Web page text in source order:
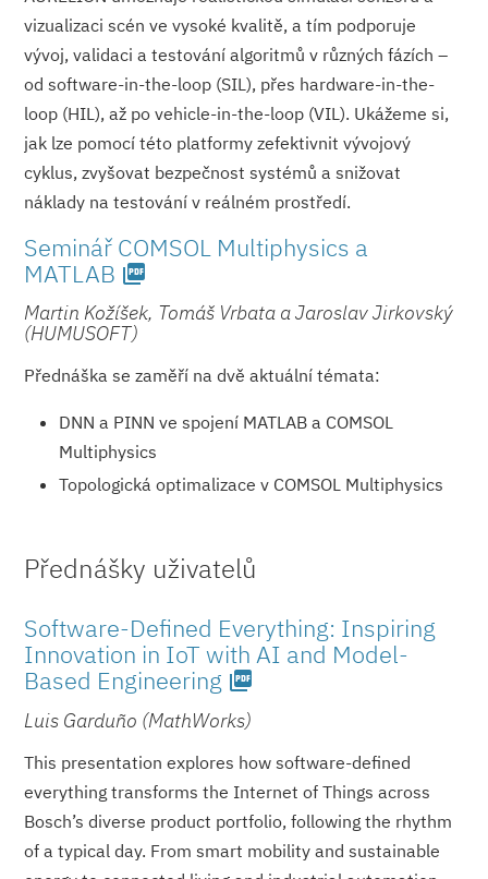
vizualizaci scén ve vysoké kvalitě, a tím podporuje
vývoj, validaci a testování algoritmů v různých fázích –
od software-in-the-loop (SIL), přes hardware-in-the-
loop (HIL), až po vehicle-in-the-loop (VIL). Ukážeme si,
jak lze pomocí této platformy zefektivnit vývojový
cyklus, zvyšovat bezpečnost systémů a snižovat
náklady na testování v reálném prostředí.
Seminář COMSOL Multiphysics a
MATLAB picture_as_pdf
Martin Kožíšek, Tomáš Vrbata a Jaroslav Jirkovský
(HUMUSOFT)
Přednáška se zaměří na dvě aktuální témata:
DNN a PINN ve spojení MATLAB a COMSOL
Multiphysics
Topologická optimalizace v COMSOL Multiphysics
Přednášky uživatelů
Software-Defined Everything: Inspiring
Innovation in IoT with AI and Model-
Based Engineering picture_as_pdf
Luis Garduño (MathWorks)
This presentation explores how software-defined
everything transforms the Internet of Things across
Bosch’s diverse product portfolio, following the rhythm
of a typical day. From smart mobility and sustainable